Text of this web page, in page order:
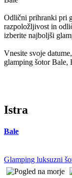
Odlični prihranki pri
razpoložljivost in
izberite najboljši
Vnesite svoje
glamping šotor Bale,
Istra
Bale
Glamping luksuzni